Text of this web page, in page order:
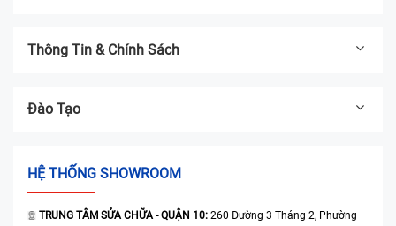
Thông Tin & Chính Sách
Đào Tạo
HỆ THỐNG SHOWROOM
TRUNG TÂM SỬA CHỮA - QUẬN 10: 260 Đường 3 Tháng 2, Phường